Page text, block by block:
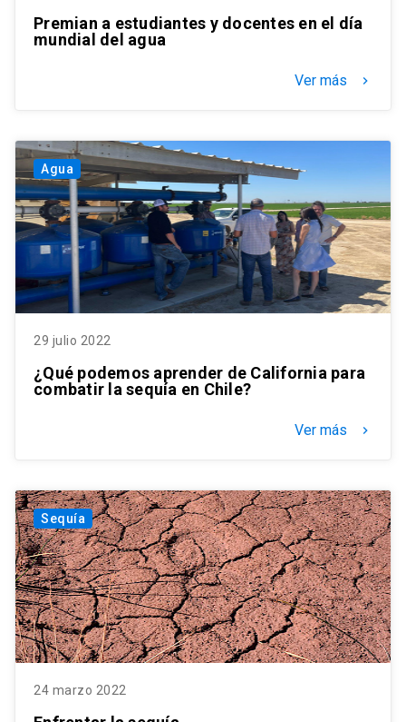
Premian a estudiantes y docentes en el día
mundial del agua
Ver más keyboard_arrow_right
Agua
29 julio 2022
¿Qué podemos aprender de California para
combatir la sequía en Chile?
Ver más keyboard_arrow_right
Sequía
24 marzo 2022